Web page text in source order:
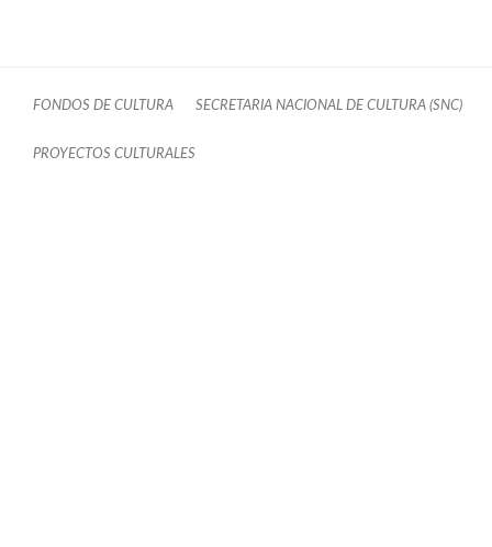
FONDOS DE CULTURA SECRETARIA NACIONAL DE CULTURA (SNC)
PROYECTOS CULTURALES